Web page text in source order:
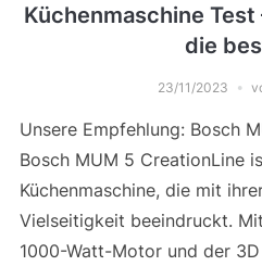
Küchenmaschine Test
die
23/11/2023
Unsere Empfehlung: Bosch
Bosch MUM 5 CreationLine
Küchenmaschine, die mit
Vielseitigkeit beeindruckt.
1000-Watt-Motor und der